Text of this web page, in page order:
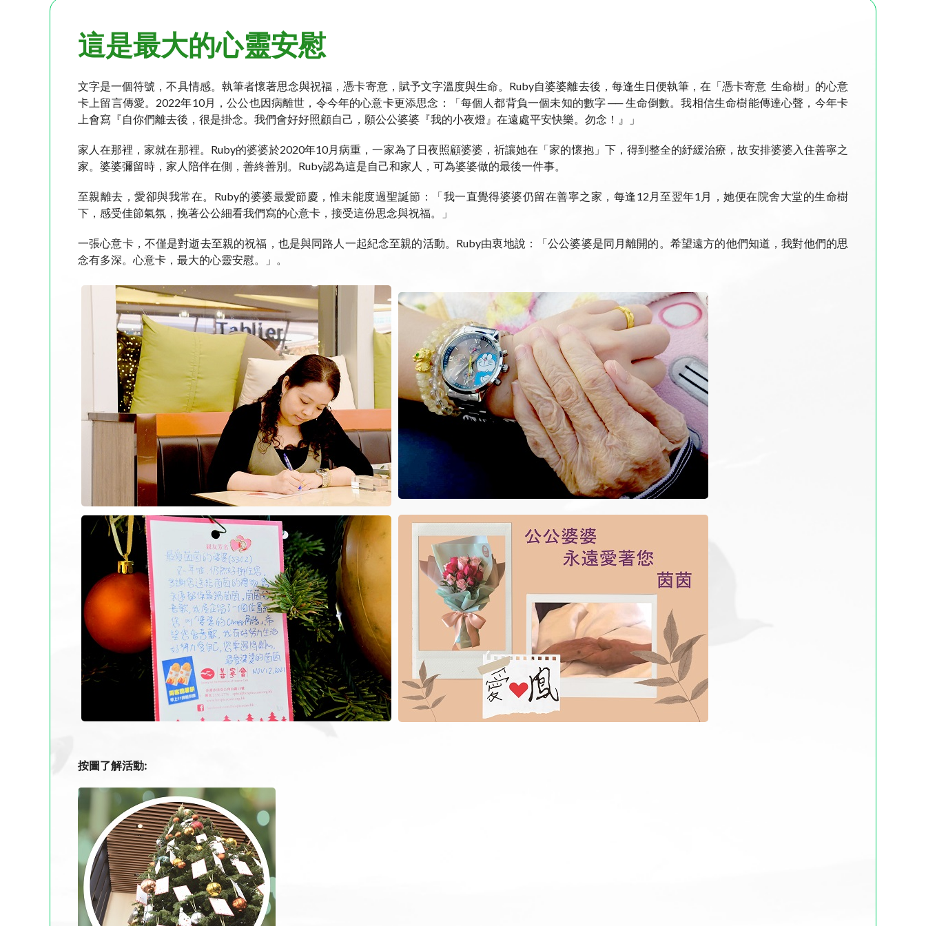
這是最大的心靈安慰
文字是一個符號，不具情感。執筆者懷著思念與祝福，憑卡寄意，賦予文字溫度與生命。Ruby自婆婆離去後，每逢生日便執筆，在「憑卡寄意 生命樹」的心意
卡上留言傳愛。2022年10月，公公也因病離世，令今年的心意卡更添思念：「每個人都背負一個未知的數字 ── 生命倒數。我相信生命樹能傳達心聲，今年卡
上會寫『自你們離去後，很是掛念。我們會好好照顧自己，願公公婆婆『我的小夜燈』在遠處平安快樂。勿念！』」
家人在那裡，家就在那裡。Ruby的婆婆於2020年10月病重，一家為了日夜照顧婆婆，祈讓她在「家的懷抱」下，得到整全的紓緩治療，故安排婆婆入住善寧之
家。婆婆彌留時，家人陪伴在側，善終善別。Ruby認為這是自己和家人，可為婆婆做的最後一件事。
至親離去，愛卻與我常在。Ruby的婆婆最愛節慶，惟未能度過聖誕節：「我一直覺得婆婆仍留在善寧之家，每逢12月至翌年1月，她便在院舍大堂的生命樹
下，感受佳節氣氛，挽著公公細看我們寫的心意卡，接受這份思念與祝福。」
一張心意卡，不僅是對逝去至親的祝福，也是與同路人一起紀念至親的活動。Ruby由衷地說：「公公婆婆是同月離開的。希望遠方的他們知道，我對他們的思
念有多深。心意卡，最大的心靈安慰。」。
按圖了解活動: